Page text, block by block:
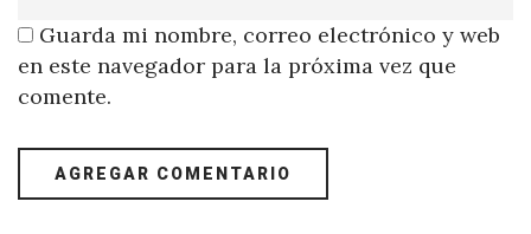
Guarda mi nombre, correo electrónico y web
en este navegador para la próxima vez que
comente.